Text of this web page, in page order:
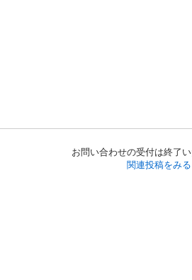
お問い合わせの受付は終了い
関連投稿をみる